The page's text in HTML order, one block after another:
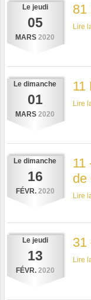
Le jeudi
05
MARS 2020
81
Lire
Le dimanche
01
MARS 2020
11
Lire
Le dimanche
16
FÉVR. 2020
11
de
Lire
Le jeudi
13
FÉVR. 2020
31
Lire